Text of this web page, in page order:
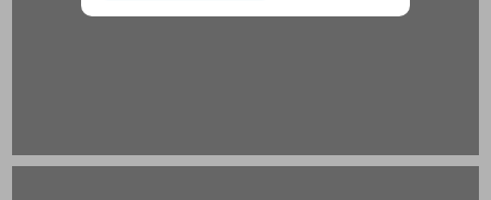
פרק ראשון: מהי המשמעות של למידה משמעותית? האם הוראה פרונטלית יכולה להיות משמעותית? ... 17